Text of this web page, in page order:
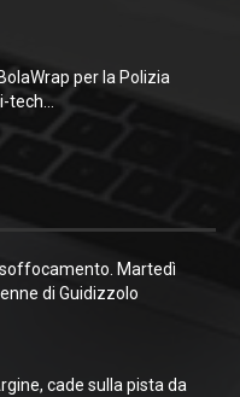
per la Polizia
Martedì
di Guidizzolo
cade sulla pista da